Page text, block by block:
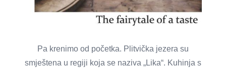
Pa krenimo od početka. Plitvička jezera su
smještena u regiji koja se naziva „Lika“. Kuhinja s